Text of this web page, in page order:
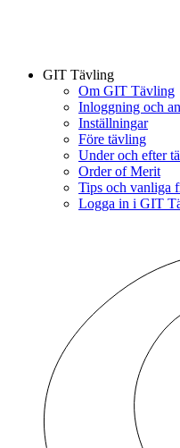
GIT Tävling
Om GIT Tävling
Inloggning och
Inställningar
Före tävling
Under och efter
Order of Merit
Tips och vanliga
Logga in i GIT